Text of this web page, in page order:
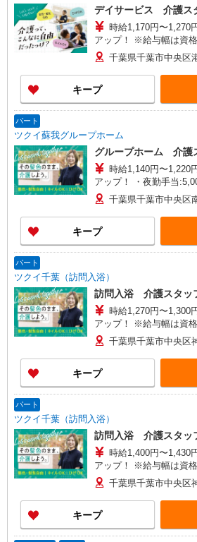
デイサービス 介護ス
時給1,170円〜1,270円 ★土日祝日は時給100
アップ！ ※給与幅は資
千葉県千葉市中央区
キープ
パート
ツクイ蘇我グループホーム
グループホーム 介護
時給1,140円〜1,220円 ★土日祝日は時給100
アップ！ ・夜勤手当
格・経験等による
千葉県千葉市中央区
キープ
パート
ツクイ千葉（訪問入浴）
訪問入浴 介護スタッ
時給1,270円〜1,300円 ★土日祝日は時給100
アップ！ ※給与幅は資
千葉県千葉市中央
キープ
パート
ツクイ千葉（訪問入浴）
訪問入浴 介護スタッ
時給1,400円〜1,430円 ★土日祝日は時給100
アップ！ ※給与幅は資
千葉県千葉市中央
キープ